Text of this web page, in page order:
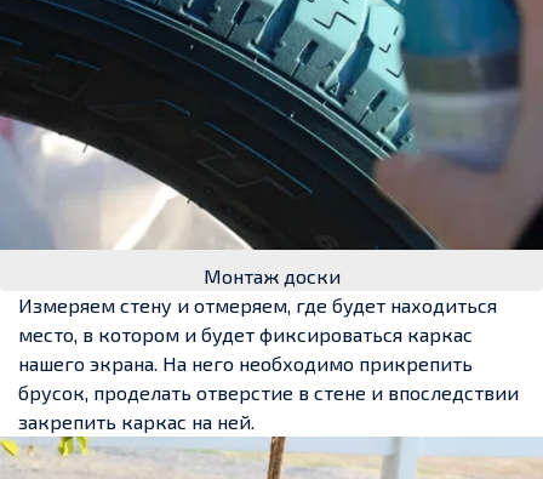
Монтаж доски
Измеряем стену и отмеряем, где будет находиться
место, в котором и будет фиксироваться каркас
нашего экрана. На него необходимо прикрепить
брусок, проделать отверстие в стене и впоследствии
закрепить каркас на ней.